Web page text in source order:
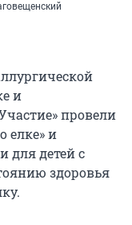
и
провели
елке» и
для детей с
здоровья